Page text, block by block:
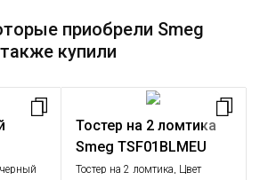
приобрели Smeg
также купили
Тостер на 2 ломтика
Smeg TSF01BLMEU
Тостер на 2 ломтика, Цвет